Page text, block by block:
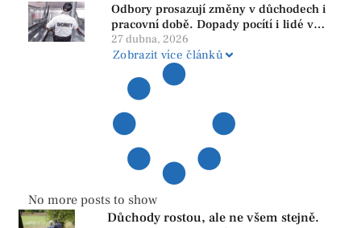
Odbory prosazují změny v důchodech i
pracovní době. Dopady pocítí i lidé v
našem regionu
27 dubna, 2026
Zobrazit více článků
No more posts to show
Důchody rostou, ale ne všem stejně.